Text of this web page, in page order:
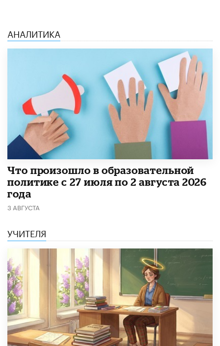
АНАЛИТИКА
​Что произошло в образовательной
политике с 27 июля по 2 августа 2026
года
3 АВГУСТА
УЧИТЕЛЯ